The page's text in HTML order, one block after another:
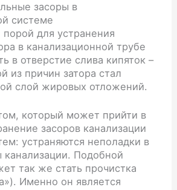
засоры в
системе
для устранения
в канализационной трубе
в отверстие слива кипяток –
из причин затора стал
слой жировых отложений.
который может прийти в
засоров канализации
устраняются неполадки в
канализации. Подобной
так же стать прочистка
Именно он является